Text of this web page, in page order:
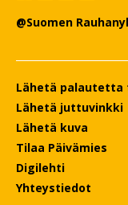
@Suomen
Lähetä
Lähetä juttuvinkki
Lähetä kuva
Tilaa Päivämies
Digilehti
Yhteystiedot